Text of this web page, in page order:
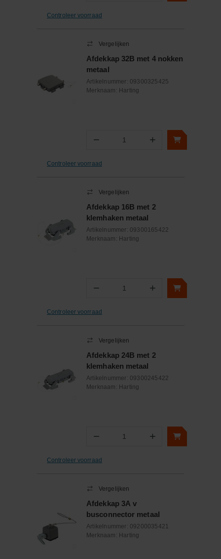
Controleer voorraad
Vergelijken
Afdekkap 32B met 4 nokken
metaal
Artikelnummer: 09300325425
Merknaam: Harting
− Aantal +
Controleer voorraad
Vergelijken
Afdekkap 16B met 2
klemhaken metaal
Artikelnummer: 09300165422
Merknaam: Harting
− Aantal +
Controleer voorraad
Vergelijken
Afdekkap 24B met 2
klemhaken metaal
Artikelnummer: 09300245422
Merknaam: Harting
− Aantal +
Controleer voorraad
Vergelijken
Afdekkap 3A v
busconnector metaal
Artikelnummer: 09200035421
Merknaam: Harting